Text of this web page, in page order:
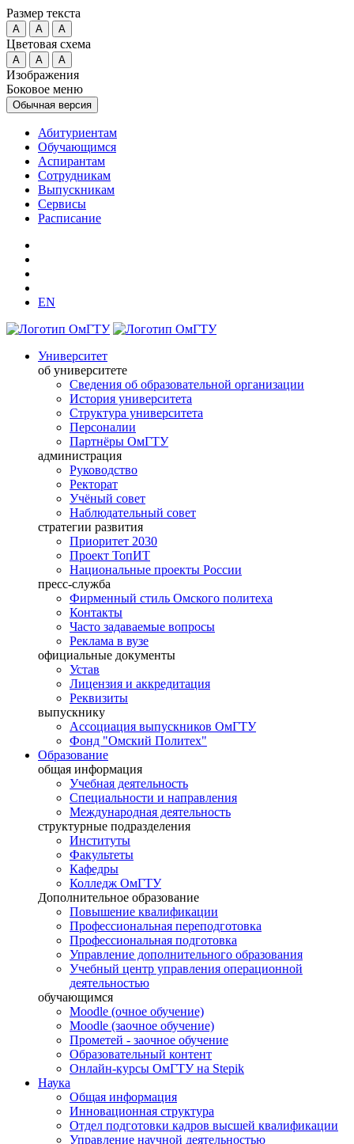
Размер текста
A A A
Цветовая схема
A A A
Изображения
Боковое меню
Обычная версия
Абитуриентам
Обучающимся
Аспирантам
Сотрудникам
Выпускникам
Сервисы
Расписание
EN
Университет
об университете
Сведения об образовательной организации
История университета
Структура университета
Персоналии
Партнёры ОмГТУ
администрация
Руководство
Ректорат
Учёный совет
Наблюдательный совет
стратегии развития
Приоритет 2030
Проект ТопИТ
Национальные проекты России
пресс-служба
Фирменный стиль Омского политеха
Контакты
Часто задаваемые вопросы
Реклама в вузе
официальные документы
Устав
Лицензия и аккредитация
Реквизиты
выпускнику
Ассоциация выпускников ОмГТУ
Фонд "Омский Политех"
Образование
общая информация
Учебная деятельность
Специальности и направления
Международная деятельность
структурные подразделения
Институты
Факультеты
Кафедры
Колледж ОмГТУ
Дополнительное образование
Повышение квалификации
Профессиональная переподготовка
Профессиональная подготовка
Управление дополнительного образования
Учебный центр управления операционной
деятельностью
обучающимся
Moodle (очное обучение)
Moodle (заочное обучение)
Прометей - заочное обучение
Образовательный контент
Онлайн-курсы ОмГТУ на Stepik
Наука
Общая информация
Инновационная структура
Отдел подготовки кадров высшей квалификации
Управление научной деятельностью